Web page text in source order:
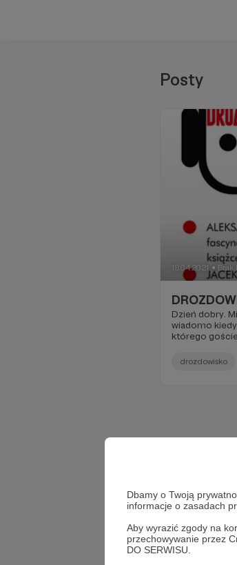
Dbamy o Twoją
informacje o zasadach
Aby wyrazić zgody na
przechowywanie przez
DO SERWISU.
Posty
18.04.2021 ● Brak
Dzień dobry.
wiadomo
którego
drozdowisko